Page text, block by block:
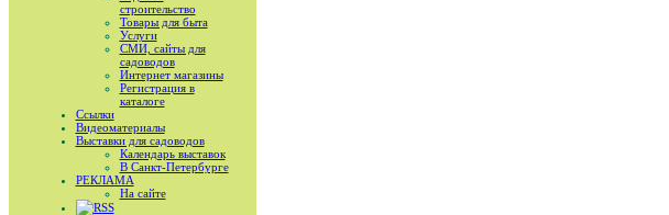
строительство
Товары для быта
Услуги
СМИ, сайты для
садоводов
Интернет магазины
Регистрация в
каталоге
Ссылки
Видеоматериалы
Выставки для садоводов
Календарь выставок
В Санкт-Петербурге
РЕКЛАМА
На сайте
RSS